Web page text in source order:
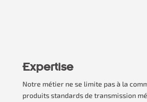
Expertise
Notre métier ne se limite pas à la
produits standards de transmission